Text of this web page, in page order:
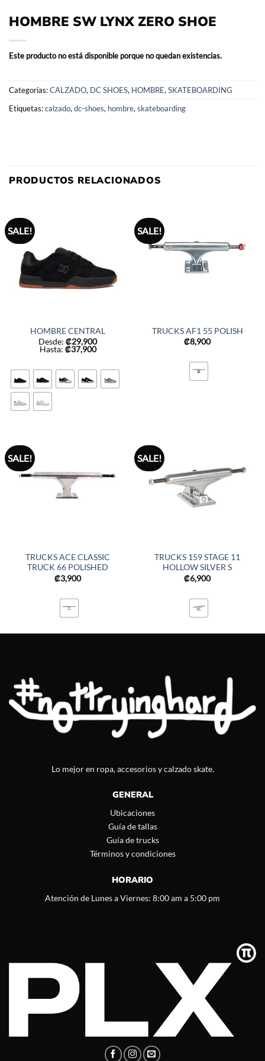
HOMBRE SW LYNX ZERO SHOE
Este producto no está disponible porque no quedan existencias.
Categorías:CALZADO, DC SHOES, HOMBRE, SKATEBOARDING
Etiquetas:calzado, dc-shoes, hombre, skateboarding
PRODUCTOS RELACIONADOS
SALE!
HOMBRE CENTRAL
Desde: ₡29,900
Hasta: ₡37,900
SALE!
TRUCKS AF1 55 POLISH
₡8,900
SALE!
TRUCKS ACE CLASSIC
TRUCK 66 POLISHED
₡3,900
SALE!
TRUCKS 159 STAGE 11
HOLLOW SILVER S
₡6,900
Lo mejor en ropa, accesorios y calzado skate.
GENERAL
Ubicaciones
Guía de tallas
Guía de trucks
Términos y condiciones
HORARIO
Atención de Lunes a Viernes: 8:00 am a 5:00 pm